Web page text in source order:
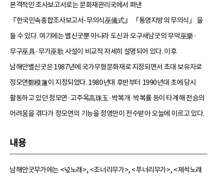
본격적인 조사보고서로는 문화재관리국에서 펴낸
『한국민속종합조사보고서-무의식巫儀式』 「통영지방의 무의식」 을
들 수 있다. 여기에는 별신굿뿐 아니라 도신과 오구새남굿의 무악巫樂·
무구巫具·무가巫歌 사설이 비교적 자세히 설명되어 있다. 이후
남해안별신굿은 1987년에 국가무형문화재로 지정되면서 초대 보유자로
정모연鄭模蓮이 지정되었다. 1980년대 후반부터 1990년대 초에 당시
활동하고 있던 정모연·고주옥高珠玉·박복개·박복률 등이 타계해 전승의
어려움을 겪다가 정모연의 기능을 정영만이 전수받아 오늘에 이르고 있다.
내용
남해안굿무가에는 <넋노래>, <조너리무가>, <푸너리무가>, <제석노래